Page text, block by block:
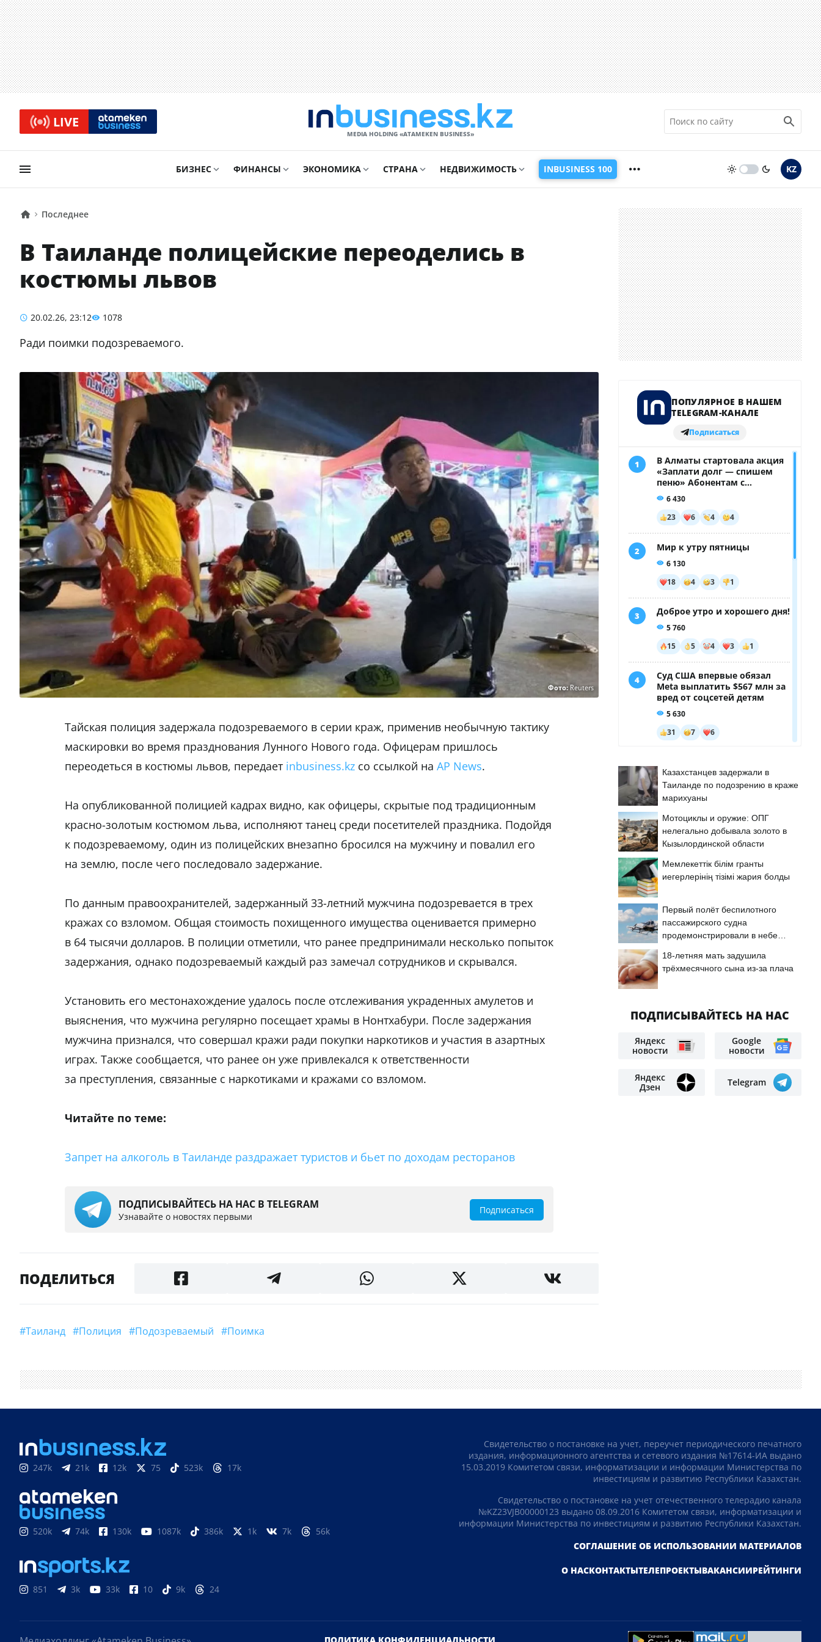
LIVE
MEDIA HOLDING «ATAMEKЕN BUSINESS»
БИЗНЕС ФИНАНСЫ ЭКОНОМИКА СТРАНА НЕДВИЖИМОСТЬ INBUSINESS 100 KZ
Последнее
В Таиланде полицейские переоделись в
костюмы львов
20.02.26, 23:12 1078
Ради поимки подозреваемого.
Фото:Reuters
Тайская полиция задержала подозреваемого в серии краж, применив необычную тактику
маскировки во время празднования Лунного Нового года. Офицерам пришлось
переодеться в костюмы львов, передает inbusiness.kz со ссылкой на AP News.
На опубликованной полицией кадрах видно, как офицеры, скрытые под традиционным
красно-золотым костюмом льва, исполняют танец среди посетителей праздника. Подойдя
к подозреваемому, один из полицейских внезапно бросился на мужчину и повалил его
на землю, после чего последовало задержание.
По данным правоохранителей, задержанный 33-летний мужчина подозревается в трех
кражах со взломом. Общая стоимость похищенного имущества оценивается примерно
в 64 тысячи долларов. В полиции отметили, что ранее предпринимали несколько попыток
задержания, однако подозреваемый каждый раз замечал сотрудников и скрывался.
Установить его местонахождение удалось после отслеживания украденных амулетов и
выяснения, что мужчина регулярно посещает храмы в Нонтхабури. После задержания
мужчина признался, что совершал кражи ради покупки наркотиков и участия в азартных
играх. Также сообщается, что ранее он уже привлекался к ответственности
за преступления, связанные с наркотиками и кражами со взломом.
Читайте по теме:
Запрет на алкоголь в Таиланде раздражает туристов и бьет по доходам ресторанов
ПОДПИСЫВАЙТЕСЬ НА НАС В TELEGRAM
Узнавайте о новостях первыми
Подписаться
ПОДЕЛИТЬСЯ
#Таиланд #полиция #Подозреваемый #поимка
Казахстанцев задержали в
Таиланде по подозрению в краже
марихуаны
Мотоциклы и оружие: ОПГ
нелегально добывала золото в
Кызылординской области
Мемлекеттік білім гранты
иегерлерінің тізімі жария болды
Первый полёт беспилотного
пассажирского судна
продемонстрировали в небе
18-летняя мать задушила
трёхмесячного сына из-за плача
ПОДПИСЫВАЙТЕСЬ НА НАС
Яндекс
новости
Google
новости
Яндекс
Дзен
Telegram
247k 21k 12k 75 523k 17k
520k 74k 130k 1087k 386k 1k 7k 56k
851 3k 33k 10 9k 24
Свидетельство о постановке на учет, переучет периодического печатного
издания, информационного агентства и сетевого издания №17614-ИА выдано
15.03.2019 Комитетом связи, информатизации и информации Министерства по
инвестициям и развитию Республики Казахстан.
Свидетельство о постановке на учет отечественного телерадио канала
№KZ23VJB00000123 выдано 08.09.2016 Комитетом связи, информатизации и
информации Министерства по инвестициям и развитию Республики Казахстан.
СОГЛАШЕНИЕ ОБ ИСПОЛЬЗОВАНИИ МАТЕРИАЛОВ
О НАСКОНТАКТЫТЕЛЕПРОЕКТЫВАКАНСИИРЕЙТИНГИ